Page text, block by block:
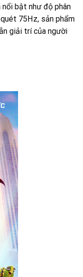
bật như độ phân
75Hz, sản phẩm
giải trí của người